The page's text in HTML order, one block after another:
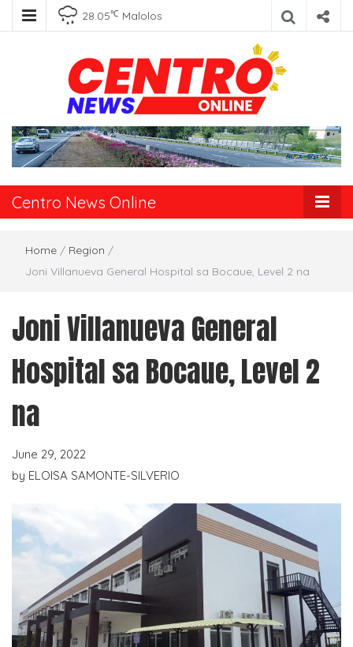
28.05℃ Malolos
Centro News
Online
Centro News Online
Home / Region /
Joni Villanueva General Hospital sa Bocaue, Level 2 na
Joni Villanueva General
Hospital sa Bocaue, Level 2
na
June 29, 2022
by ELOISA SAMONTE-SILVERIO